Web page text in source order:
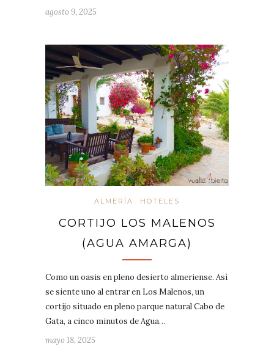
agosto 9, 2025
ALMERÍA HOTELES
CORTIJO LOS MALENOS
(AGUA AMARGA)
Como un oasis en pleno desierto almeriense. Así
se siente uno al entrar en Los Malenos, un
cortijo situado en pleno parque natural Cabo de
Gata, a cinco minutos de Agua…
mayo 18, 2025